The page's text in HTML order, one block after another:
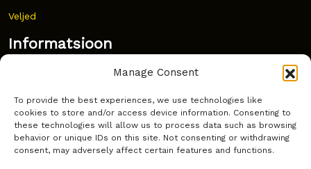
Manage Consent
To provide the best experiences, we use technologies like
cookies to store and/or access device information. Consenting to
these technologies will allow us to process data such as browsing
behavior or unique IDs on this site. Not consenting or withdrawing
consent, may adversely affect certain features and functions.
Veljed
Informatsioon
Korduma kippuvad küsimused
Kust osta?
Küpsiste poliitika